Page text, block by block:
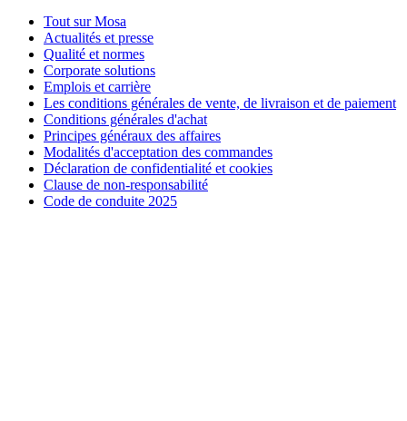
Tout sur Mosa
Actualités et presse
Qualité et normes
Corporate solutions
Emplois et carrière
Les conditions générales de vente, de livraison et de paiement
Conditions générales d'achat
Principes généraux des affaires
Modalités d'acceptation des commandes
Déclaration de confidentialité et cookies
Clause de non-responsabilité
Code de conduite 2025